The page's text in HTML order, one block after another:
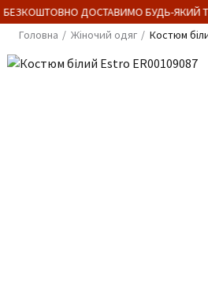
ДОСТАВИМО БУДЬ-ЯКИЙ
Головна
Жіночий одяг Костюм